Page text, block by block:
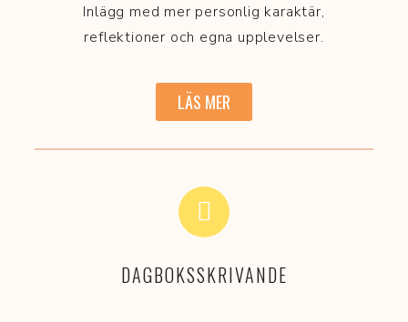
Inlägg med mer personlig karaktär,
reflektioner och egna upplevelser.
LÄS MER
DAGBOKSSKRIVANDE